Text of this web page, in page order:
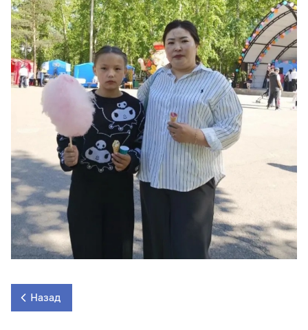
Назад